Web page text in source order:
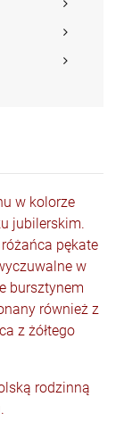
w kolorze
jubilerskim.
pękate
w
bursztynem
również z
z żółtego
rodzinną